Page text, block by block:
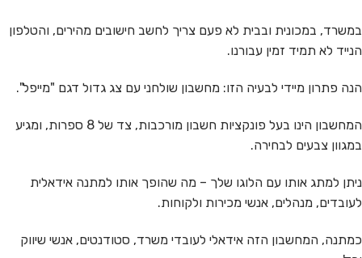
במשרד, במכונית ובבית לא פעם צריך לחשב חישובים מהירים, והטלפון
הנייד לא תמיד זמין עבורנו.
הנה פתרון מיידי לבעיה הזו: מחשבון שולחני עם צג גדול דגם "מייפל".
המחשבון הינו בעל פונקציות חשבון מורכבות, צד של 8 ספרות, ומגיע
במגוון צבעים לבחירה.
ניתן למתג אותו עם הלוגו שלך – מה שהופך אותו למתנה אידאלית
לעובדים, מנהלים, אנשי מכירות ולקוחות.
כמתנה, המחשבון הזה אידאלי לעובדי משרד, סטודנטים, אנשי שיווק